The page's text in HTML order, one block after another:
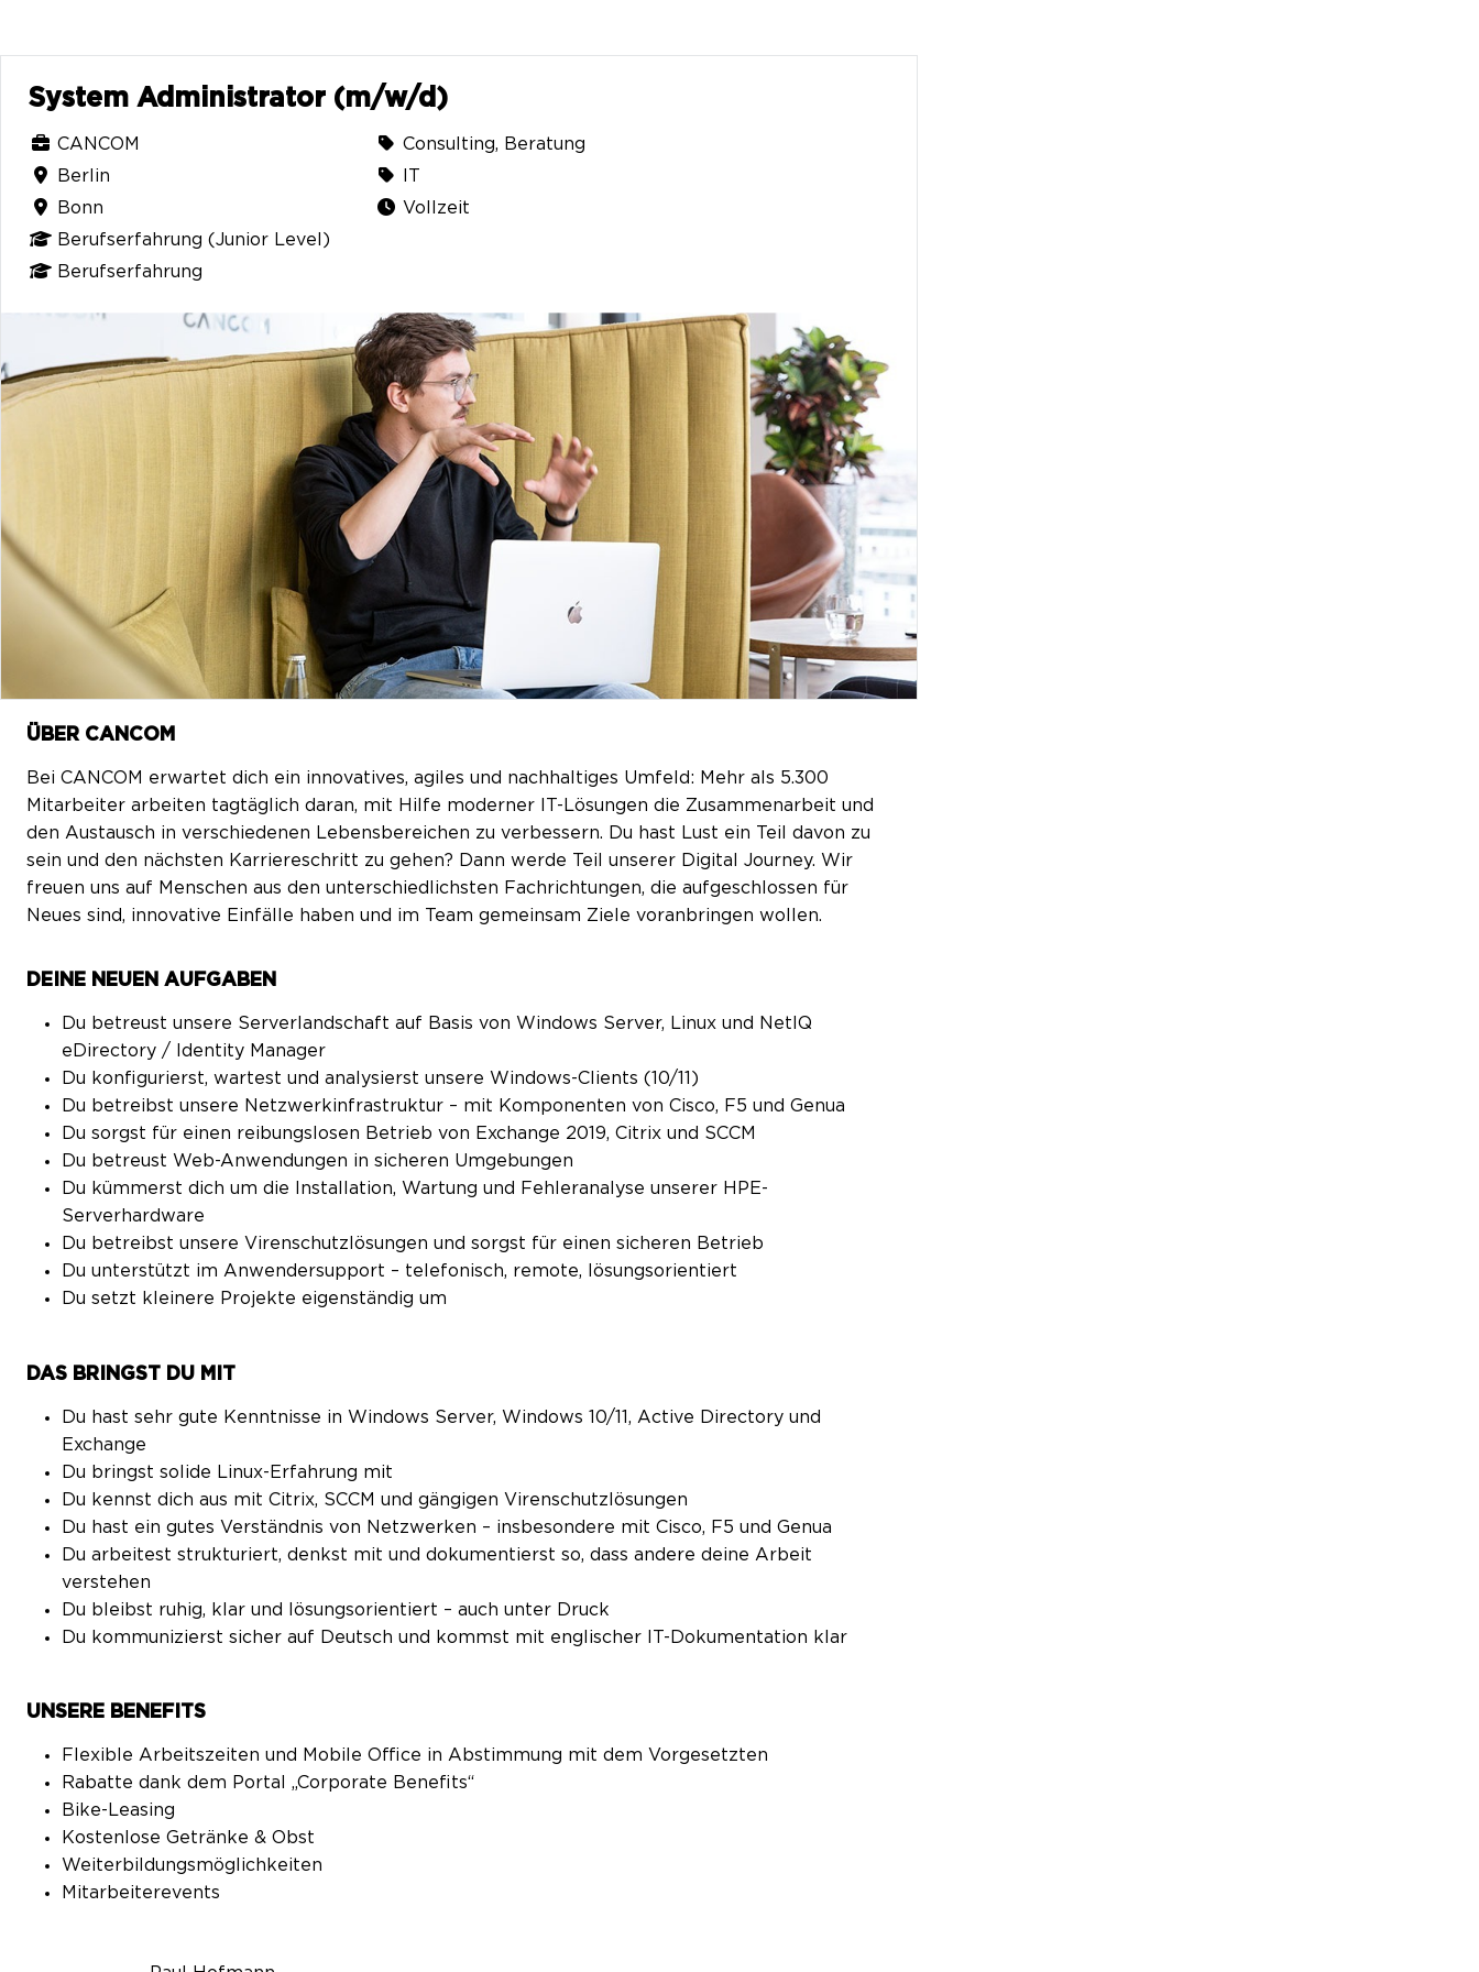
System Administrator (m/w/d)
CANCOM
Berlin
Bonn
Berufserfahrung (Junior Level)
Berufserfahrung
Consulting, Beratung
IT
Vollzeit
ÜBER CANCOM
Bei CANCOM erwartet dich ein innovatives, agiles und nachhaltiges Umfeld: Mehr als 5.300
Mitarbeiter arbeiten tagtäglich daran, mit Hilfe moderner IT-Lösungen die Zusammenarbeit und
den Austausch in verschiedenen Lebensbereichen zu verbessern. Du hast Lust ein Teil davon zu
sein und den nächsten Karriereschritt zu gehen? Dann werde Teil unserer Digital Journey. Wir
freuen uns auf Menschen aus den unterschiedlichsten Fachrichtungen, die aufgeschlossen für
Neues sind, innovative Einfälle haben und im Team gemeinsam Ziele voranbringen wollen.
DEINE NEUEN AUFGABEN
Du betreust unsere Serverlandschaft auf Basis von Windows Server, Linux und NetIQ
eDirectory / Identity Manager
Du konfigurierst, wartest und analysierst unsere Windows-Clients (10/11)
Du betreibst unsere Netzwerkinfrastruktur – mit Komponenten von Cisco, F5 und Genua
Du sorgst für einen reibungslosen Betrieb von Exchange 2019, Citrix und SCCM
Du betreust Web-Anwendungen in sicheren Umgebungen
Du kümmerst dich um die Installation, Wartung und Fehleranalyse unserer HPE-
Serverhardware
Du betreibst unsere Virenschutzlösungen und sorgst für einen sicheren Betrieb
Du unterstützt im Anwendersupport – telefonisch, remote, lösungsorientiert
Du setzt kleinere Projekte eigenständig um
DAS BRINGST DU MIT
Du hast sehr gute Kenntnisse in Windows Server, Windows 10/11, Active Directory und
Exchange
Du bringst solide Linux-Erfahrung mit
Du kennst dich aus mit Citrix, SCCM und gängigen Virenschutzlösungen
Du hast ein gutes Verständnis von Netzwerken – insbesondere mit Cisco, F5 und Genua
Du arbeitest strukturiert, denkst mit und dokumentierst so, dass andere deine Arbeit
verstehen
Du bleibst ruhig, klar und lösungsorientiert – auch unter Druck
Du kommunizierst sicher auf Deutsch und kommst mit englischer IT-Dokumentation klar
UNSERE BENEFITS
Flexible Arbeitszeiten und Mobile Office in Abstimmung mit dem Vorgesetzten
Rabatte dank dem Portal „Corporate Benefits“
Bike-Leasing
Kostenlose Getränke & Obst
Weiterbildungsmöglichkeiten
Mitarbeiterevents